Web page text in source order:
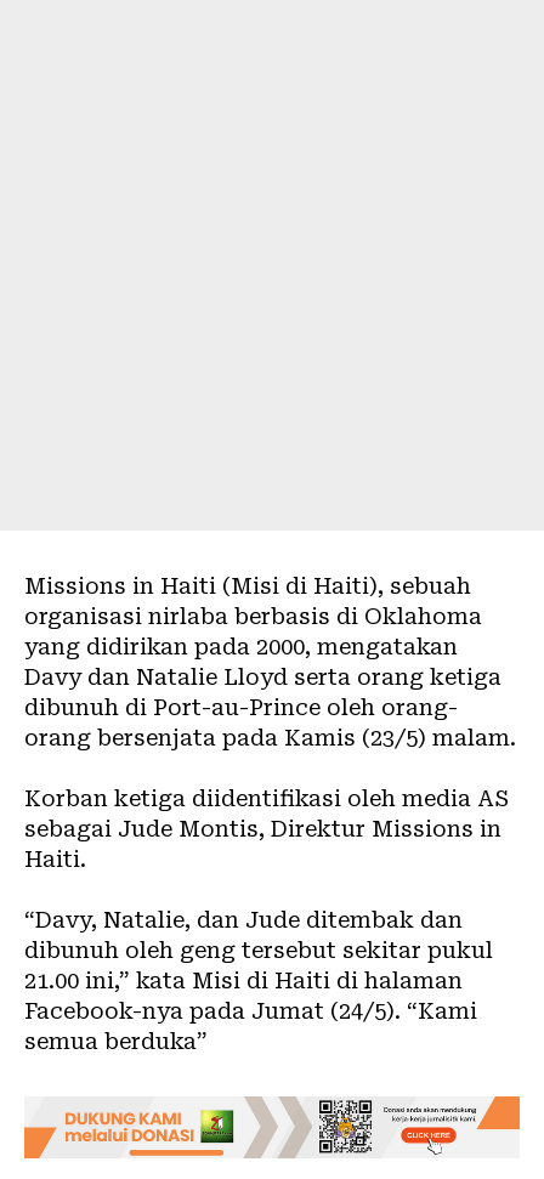
Missions in Haiti (Misi di Haiti), sebuah
organisasi nirlaba berbasis di Oklahoma
yang didirikan pada 2000, mengatakan
Davy dan Natalie Lloyd serta orang ketiga
dibunuh di Port-au-Prince oleh orang-
orang bersenjata pada Kamis (23/5) malam.
Korban ketiga diidentifikasi oleh media AS
sebagai Jude Montis, Direktur Missions in
Haiti.
“Davy, Natalie, dan Jude ditembak dan
dibunuh oleh geng tersebut sekitar pukul
21.00 ini,” kata Misi di Haiti di halaman
Facebook-nya pada Jumat (24/5). “Kami
semua berduka”